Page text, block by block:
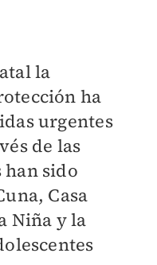
la
ha
urgentes
de las
han sido
Casa
Niña y la